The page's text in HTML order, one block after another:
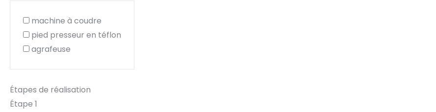
machine à coudre
pied presseur en téflon
agrafeuse
Étapes de réalisation
Étape 1